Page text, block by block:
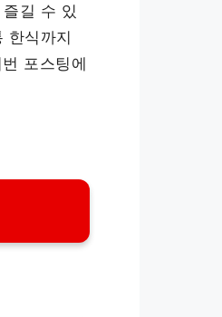
길 수 있
한식까지
포스팅에